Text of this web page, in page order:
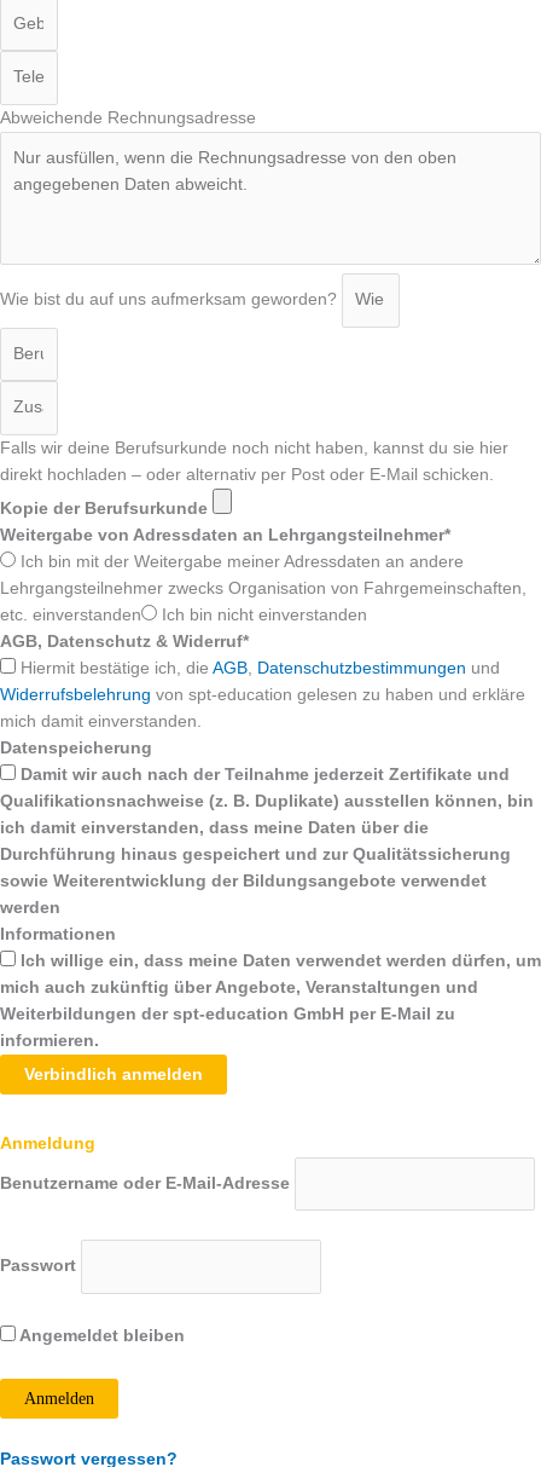
Abweichende Rechnungsadresse
Wie bist du auf uns aufmerksam geworden?
Falls wir deine Berufsurkunde noch nicht haben, kannst du sie hier
direkt hochladen – oder alternativ per Post oder E-Mail schicken.
Kopie der Berufsurkunde
Weitergabe von Adressdaten an Lehrgangsteilnehmer*
Ich bin mit der Weitergabe meiner Adressdaten an andere
Lehrgangsteilnehmer zwecks Organisation von Fahrgemeinschaften,
etc. einverstanden
Ich bin nicht einverstanden
AGB, Datenschutz & Widerruf*
Hiermit bestätige ich, die AGB Datenschutzbestimmungen und
Widerrufsbelehrung von spt-education gelesen zu haben und erkläre
mich damit einverstanden.
Datenspeicherung
Damit wir auch nach der Teilnahme jederzeit Zertifikate und
Qualifikationsnachweise (z. B. Duplikate) ausstellen können, bin
ich damit einverstanden, dass meine Daten über die
Durchführung hinaus gespeichert und zur Qualitätssicherung
sowie Weiterentwicklung der Bildungsangebote verwendet
werden
Informationen
Ich willige ein, dass meine Daten verwendet werden dürfen, um
mich auch zukünftig über Angebote, Veranstaltungen und
Weiterbildungen der spt-education GmbH per E-Mail zu
informieren.
Verbindlich anmelden
Anmeldung
Benutzername oder E-Mail-Adresse
Passwort
Angemeldet bleiben
Passwort vergessen?